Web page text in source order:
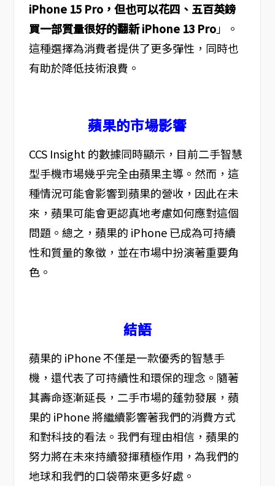
iPhone 15 Pro，但也可以花四、五百英鎊
買一部質量很好的翻新 iPhone 13 Pro」。
這種選擇為消費者提供了更多彈性，同時也
有助於降低技術浪費。
蘋果的市場影響
CCS Insight 的數據同時顯示，目前二手智慧
型手機市場幾乎完全由蘋果主導。然而，這
種情況可能會影響到蘋果的營收，因此在未
來，蘋果可能會更認真地考慮如何應對這個
問題。總之，蘋果的 iPhone 已成為可持續
性和質量的象徵，並在市場中扮演著重要角
色。
結語
蘋果的 iPhone 不僅是一款優秀的智慧手
機，還代表了可持續性和環保的理念。隨著
其壽命逐漸延長，二手市場的蓬勃發展，蘋
果的 iPhone 將繼續影響著我們的消費方式
和對科技的看法。我們有理由相信，蘋果的
努力將在未來持續發揮積極作用，為我們的
地球和我們的口袋帶來更多好處。